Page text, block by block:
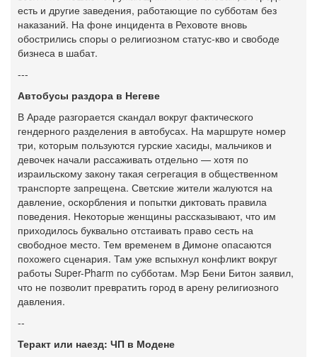
есть и другие заведения, работающие по субботам без
наказаний. На фоне инцидента в Реховоте вновь
обострились споры о религиозном статус-кво и свободе
бизнеса в шабат.
---
Автобусы раздора в Негеве
В Араде разгорается скандал вокруг фактического
гендерного разделения в автобусах. На маршруте номер
три, которым пользуются гурские хасиды, мальчиков и
девочек начали рассаживать отдельно — хотя по
израильскому закону такая сегрегация в общественном
транспорте запрещена. Светские жители жалуются на
давление, оскорбления и попытки диктовать правила
поведения. Некоторые женщины рассказывают, что им
приходилось буквально отстаивать право сесть на
свободное место. Тем временем в Димоне опасаются
похожего сценария. Там уже вспыхнул конфликт вокруг
работы Super-Pharm по субботам. Мэр Бени Битон заявил,
что не позволит превратить город в арену религиозного
давления.
--
Теракт или наезд: ЧП в Модене